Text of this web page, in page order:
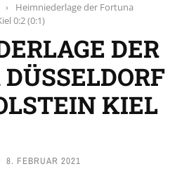
›
Heimniederlage der Fortuna
0:2 (0:1)
DER
KIEL
8. FEBRUAR 2021